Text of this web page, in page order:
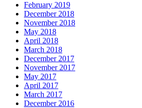
February 2019
December 2018
November 2018
May 2018
April 2018
March 2018
December 2017
November 2017
May 2017
April 2017
March 2017
December 2016